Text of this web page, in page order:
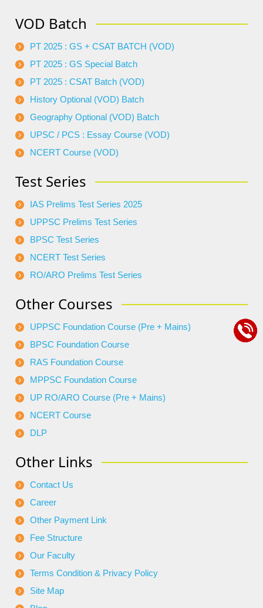
VOD Batch
PT 2025 : GS + CSAT BATCH (VOD)
PT 2025 : GS Special Batch
PT 2025 : CSAT Batch (VOD)
History Optional (VOD) Batch
Geography Optional (VOD) Batch
UPSC / PCS : Essay Course (VOD)
NCERT Course (VOD)
Test Series
IAS Prelims Test Series 2025
UPPSC Prelims Test Series
BPSC Test Series
NCERT Test Series
RO/ARO Prelims Test Series
Other Courses
UPPSC Foundation Course (Pre + Mains)
BPSC Foundation Course
RAS Foundation Course
MPPSC Foundation Course
UP RO/ARO Course (Pre + Mains)
NCERT Course
DLP
Other Links
Contact Us
Career
Other Payment Link
Fee Structure
Our Faculty
Terms Condition & Privacy Policy
Site Map